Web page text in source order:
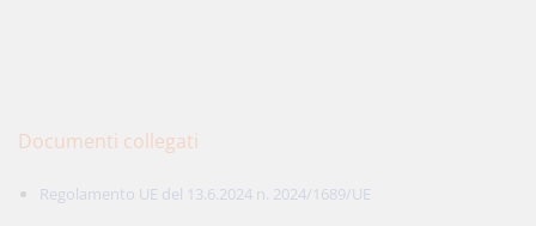
Documenti collegati
Regolamento UE del 13.6.2024 n. 2024/1689/UE